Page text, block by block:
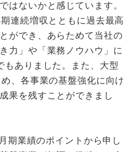
はないかと感じています。
連続増収とともに過去最高
ができ、あらためて当社の
力」や「業務ノウハウ」に
もありました。また、大型
、各事業の基盤強化に向け
果を残すことができまし
期業績のポイントから申し